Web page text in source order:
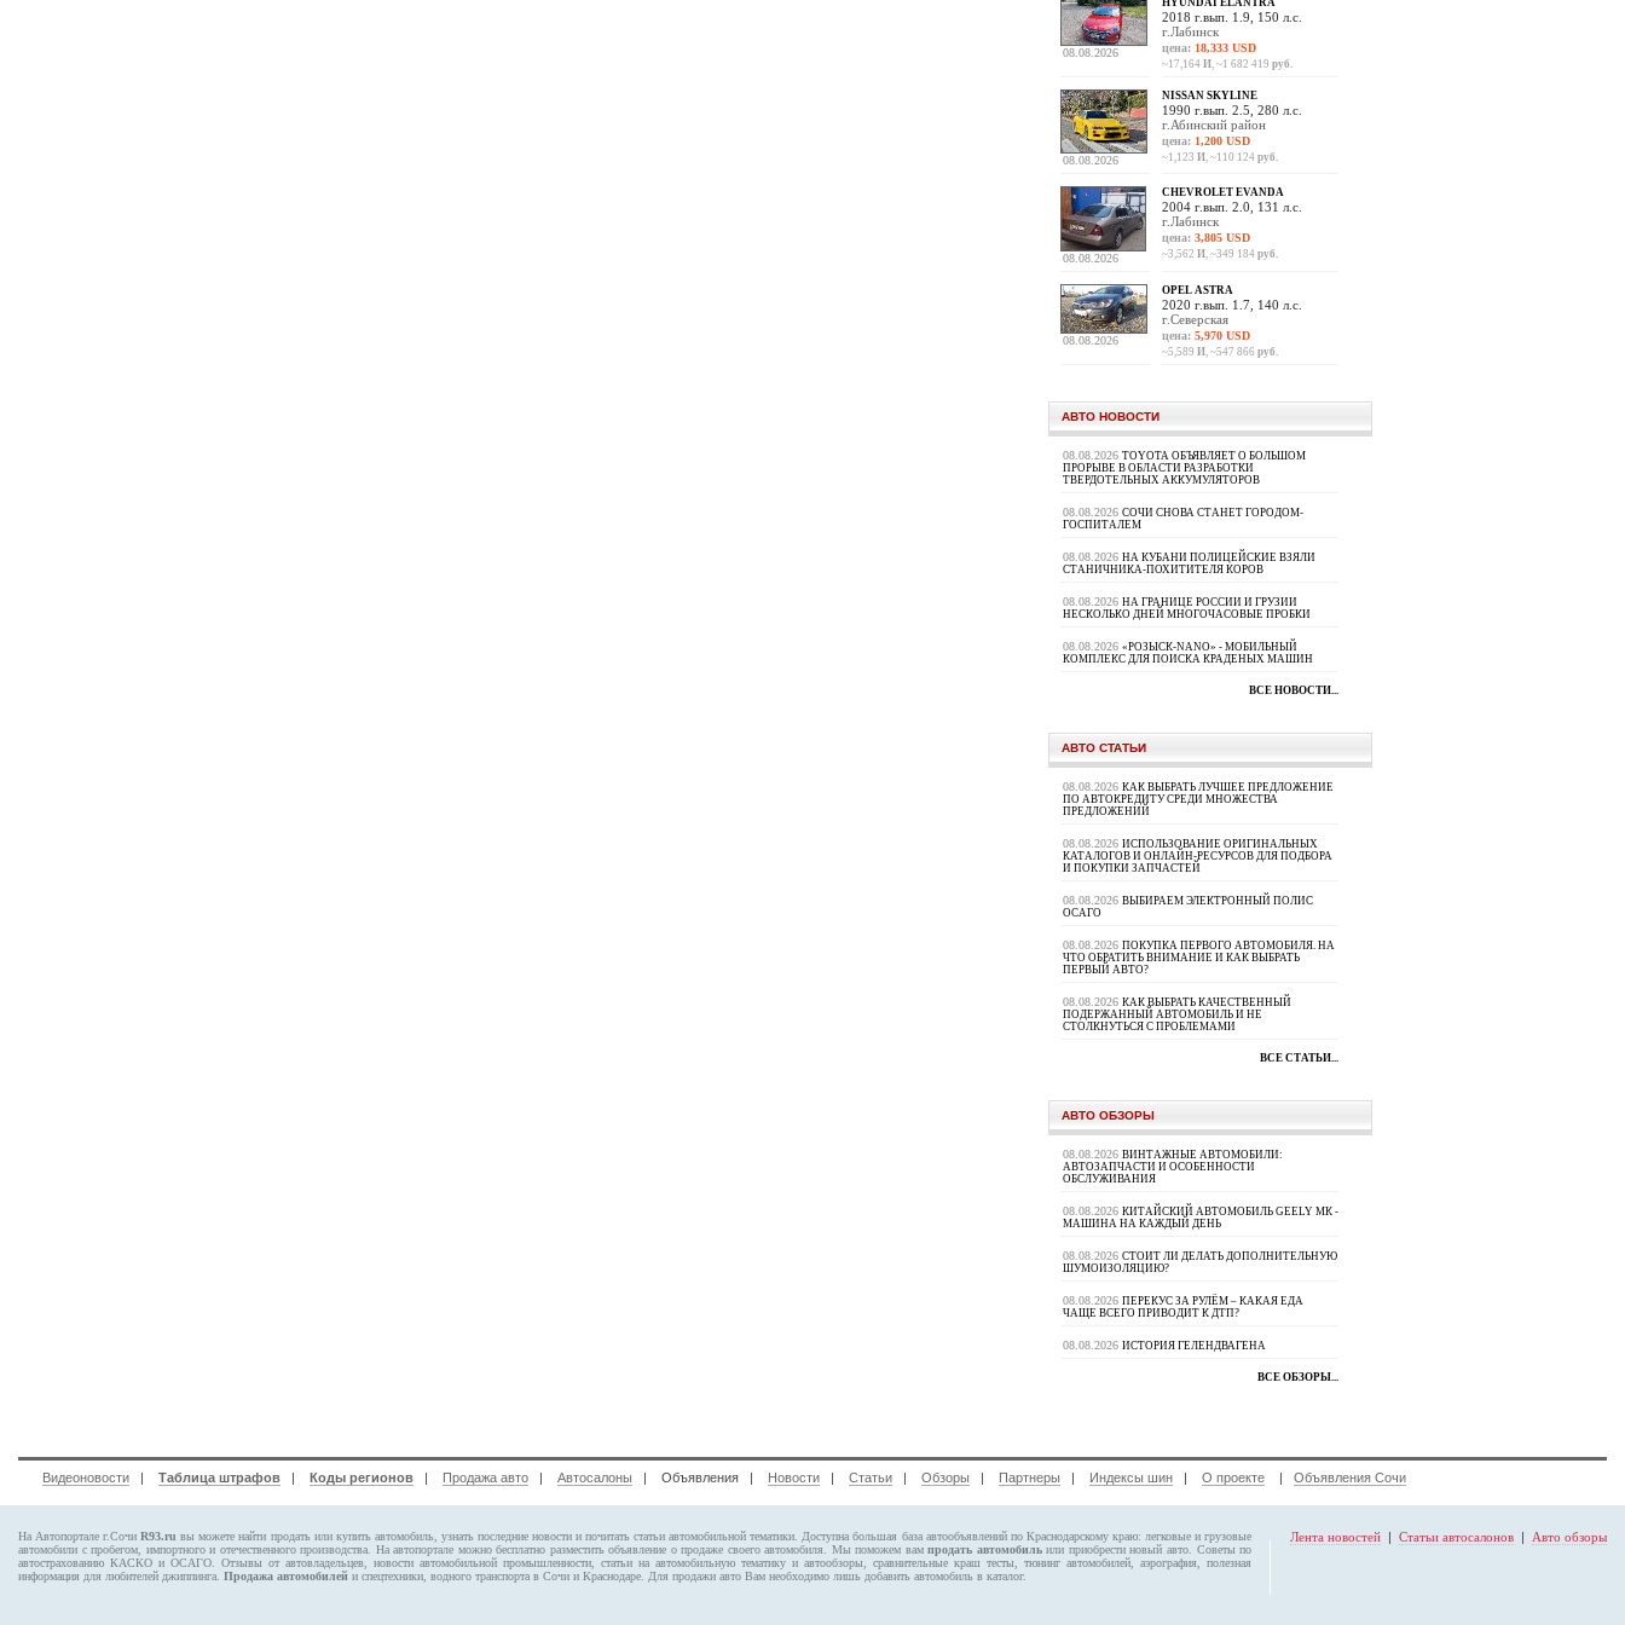
08.08.2026
HYUNDAI ELANTRA
2018 г.вып. 1.9, 150 л.с.
г.Лабинск
цена: 18,333 USD
~17,164 И, ~1 682 419 руб.
08.08.2026
NISSAN SKYLINE
1990 г.вып. 2.5, 280 л.с.
г.Абинский район
цена: 1,200 USD
~1,123 И, ~110 124 руб.
08.08.2026
CHEVROLET EVANDA
2004 г.вып. 2.0, 131 л.с.
г.Лабинск
цена: 3,805 USD
~3,562 И, ~349 184 руб.
08.08.2026
OPEL ASTRA
2020 г.вып. 1.7, 140 л.с.
г.Северская
цена: 5,970 USD
~5,589 И, ~547 866 руб.
АВТО НОВОСТИ
08.08.2026 TOYOTA ОБЪЯВЛЯЕТ О БОЛЬШОМ
ПРОРЫВЕ В ОБЛАСТИ РАЗРАБОТКИ
ТВЕРДОТЕЛЬНЫХ АККУМУЛЯТОРОВ
08.08.2026 СОЧИ СНОВА СТАНЕТ ГОРОДОМ-
ГОСПИТАЛЕМ
08.08.2026 НА КУБАНИ ПОЛИЦЕЙСКИЕ ВЗЯЛИ
СТАНИЧНИКА-ПОХИТИТЕЛЯ КОРОВ
08.08.2026 НА ГРАНИЦЕ РОССИИ И ГРУЗИИ
НЕСКОЛЬКО ДНЕЙ МНОГОЧАСОВЫЕ ПРОБКИ
08.08.2026 «РОЗЫСК-NANO» - МОБИЛЬНЫЙ
КОМПЛЕКС ДЛЯ ПОИСКА КРАДЕНЫХ МАШИН
ВСЕ НОВОСТИ...
АВТО СТАТЬИ
08.08.2026 КАК ВЫБРАТЬ ЛУЧШЕЕ ПРЕДЛОЖЕНИЕ
ПО АВТОКРЕДИТУ СРЕДИ МНОЖЕСТВА
ПРЕДЛОЖЕНИЙ
08.08.2026 ИСПОЛЬЗОВАНИЕ ОРИГИНАЛЬНЫХ
КАТАЛОГОВ И ОНЛАЙН-РЕСУРСОВ ДЛЯ ПОДБОРА
И ПОКУПКИ ЗАПЧАСТЕЙ
08.08.2026 ВЫБИРАЕМ ЭЛЕКТРОННЫЙ ПОЛИС
ОСАГО
08.08.2026 ПОКУПКА ПЕРВОГО АВТОМОБИЛЯ. НА
ЧТО ОБРАТИТЬ ВНИМАНИЕ И КАК ВЫБРАТЬ
ПЕРВЫЙ АВТО?
08.08.2026 КАК ВЫБРАТЬ КАЧЕСТВЕННЫЙ
ПОДЕРЖАННЫЙ АВТОМОБИЛЬ И НЕ
СТОЛКНУТЬСЯ С ПРОБЛЕМАМИ
ВСЕ СТАТЬИ...
АВТО ОБЗОРЫ
08.08.2026 ВИНТАЖНЫЕ АВТОМОБИЛИ:
АВТОЗАПЧАСТИ И ОСОБЕННОСТИ
ОБСЛУЖИВАНИЯ
08.08.2026 КИТАЙСКИЙ АВТОМОБИЛЬ GEELY МК -
МАШИНА НА КАЖДЫЙ ДЕНЬ
08.08.2026 СТОИТ ЛИ ДЕЛАТЬ ДОПОЛНИТЕЛЬНУЮ
ШУМОИЗОЛЯЦИЮ?
08.08.2026 ПЕРЕКУС ЗА РУЛЁМ – КАКАЯ ЕДА
ЧАЩЕ ВСЕГО ПРИВОДИТ К ДТП?
08.08.2026 ИСТОРИЯ ГЕЛЕНДВАГЕНА
ВСЕ ОБЗОРЫ...
Видеоновости | Таблица штрафов | Коды регионов | Продажа авто | Автосалоны | Объявления | Новости | Статьи | Обзоры | Партнеры | Индексы шин | О проекте | Объявления Сочи
На Автопортале г.СочиR93.ru вы можете найти продать или купить автомобиль, узнать последние новости и почитать статьи автомобильной тематики. Доступна большая база автообъявлений по Краснодарскому краю: легковые и грузовые
автомобили с пробегом, импортного и отечественного производства. На автопортале можно бесплатно разместить объявление о продаже своего автомобиля. Мы поможем вампродать автомобильили приобрести новый авто. Советы по
автострахованию КАСКО и ОСАГО. Отзывы от автовладельцев, новости автомобильной промышленности, статьи на автомобильную тематику и автообзоры, сравнительные краш тесты, тюнинг автомобилей, аэрография, полезная
информация для любителей джиппинга. Продажа автомобилей и спецтехники, водного транспорта в Сочи и Краснодаре. Для продажи авто Вам необходимо лишь добавить автомобиль в каталог.
Лента новостей | Статьи автосалонов | Авто обзоры